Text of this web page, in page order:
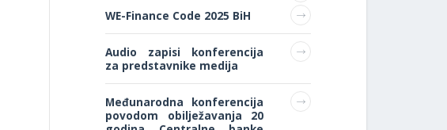
WE-Finance Code 2025 BiH
Audio zapisi konferencija
za predstavnike medija
Međunarodna konferencija
povodom obilježavanja 20